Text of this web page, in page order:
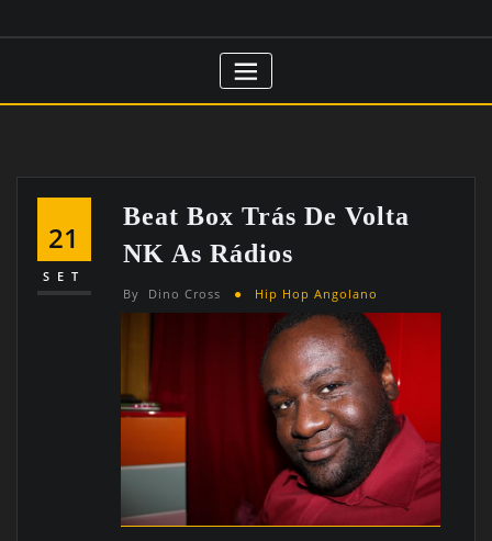
21
SET
Beat Box Trás De Volta
NK As Rádios
By Dino Cross Hip Hop Angolano